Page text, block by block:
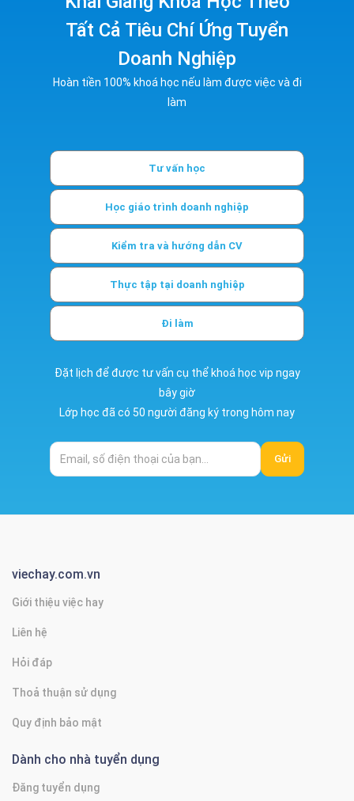
Tất Cả Tiêu Chí Ứng Tuyển
Doanh Nghiệp
Hoàn tiền 100% khoá học nếu làm được việc và đi
làm
Tư vấn học
Học giáo trình doanh nghiệp
Kiểm tra và hướng dẫn CV
Thực tập tại doanh nghiệp
Đi làm
Đặt lịch để được tư vấn cụ thể khoá học vip ngay
bây giờ
Lớp học đã có 50 người đăng ký trong hôm nay
Gửi
viechay.com.vn
Giới thiệu việc hay
Liên hệ
Hỏi đáp
Thoả thuận sử dụng
Quy định bảo mật
Dành cho nhà tuyển dụng
Đăng tuyển dụng